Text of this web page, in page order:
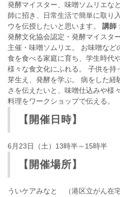
発酵マイスター、味噌ソムリエな
師に招き、日常生活で簡単に取り
ウを伝授したいと思います。 講師
発酵文化協会認定・発酵マイスタ
主催・味噌ソムリエ。 お味噌な
食を食べる家庭に育ち、学生時代
様々な食文化にふれる。 子供を
芽生え、発酵を学ぶ。 病をした経
さを伝えたいと、味噌仕込みや様
料理をワークショップで伝える。
【開催日時】
6月23日（土）13時半～15時半
【開催場所】
ういケアみなと （港区立がん在